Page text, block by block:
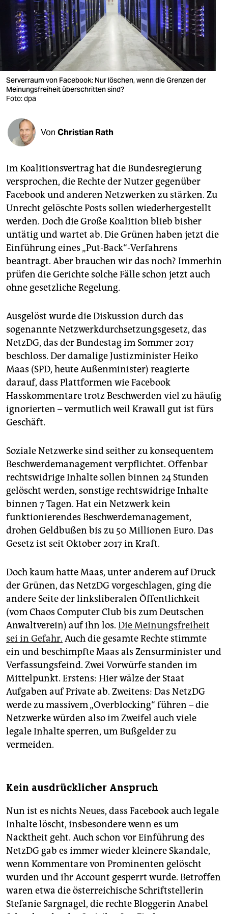
nord
wahrheit
verlag
verlag
shop
fragen & hilfe
unterstützen
abo
genossenschaft
epaper login
Serverraum von Facebook: Nur löschen, wenn die Grenzen der
Meinungsfreiheit überschritten sind?
Foto: dpa
Von Christian Rath
Im Koalitionsvertrag hat die Bundesregierung
versprochen, die Rechte der Nutzer gegenüber
Facebook und anderen Netzwerken zu stärken. Zu
Unrecht gelöschte Posts sollen wiederhergestellt
werden. Doch die Große Ko­ali­tion blieb bisher
untätig und wartet ab. Die Grünen haben jetzt die
Einführung eines „Put-Back“-Verfahrens
beantragt. Aber brauchen wir das noch? Immerhin
prüfen die Gerichte solche Fälle schon jetzt auch
ohne gesetzliche Regelung.
Ausgelöst wurde die Diskussion durch das
sogenannte Netzwerkdurchsetzungsgesetz, das
NetzDG, das der Bundestag im Sommer 2017
beschloss. Der damalige Justizminister Heiko
Maas (SPD, heute Außenminister) reagierte
darauf, dass Plattformen wie Facebook
Hasskommentare trotz Beschwerden viel zu häufig
ignorierten – vermutlich weil Krawall gut ist fürs
Geschäft.
Soziale Netzwerke sind seither zu konsequentem
Beschwerdemanagement verpflichtet. Offenbar
rechtswidrige Inhalte sollen binnen 24 Stunden
gelöscht werden, sonstige rechtswidrige Inhalte
binnen 7 Tagen. Hat ein Netzwerk kein
funktionierendes Beschwerdemanagement,
drohen Geldbußen bis zu 50 Millionen Euro. Das
Gesetz ist seit Oktober 2017 in Kraft.
Doch kaum hatte Maas, unter anderem auf Druck
der Grünen, das NetzDG vorgeschlagen, ging die
andere Seite der linksliberalen Öffentlichkeit
(vom Chaos Computer Club bis zum Deutschen
Anwaltverein) auf ihn los. Die Meinungsfreiheit
sei in Gefahr. Auch die gesamte Rechte stimmte
ein und beschimpfte Maas als Zensurminister und
Verfassungsfeind. Zwei Vorwürfe standen im
Mittelpunkt. Erstens: Hier wälze der Staat
Aufgaben auf Private ab. Zweitens: Das NetzDG
werde zu massivem „Overblocking“ führen – die
Netzwerke würden also im Zweifel auch viele
legale Inhalte sperren, um Bußgelder zu
vermeiden.
Kein ausdrücklicher Anspruch
Nun ist es nichts Neues, dass Facebook auch legale
Inhalte löscht, insbesondere wenn es um
Nacktheit geht. Auch schon vor Einführung des
NetzDG gab es immer wieder kleinere Skandale,
wenn Kommentare von Prominenten gelöscht
wurden und ihr Account gesperrt wurde. Betroffen
waren etwa die österreichische Schriftstellerin
Stefanie Sargnagel, die rechte Bloggerin Anabel